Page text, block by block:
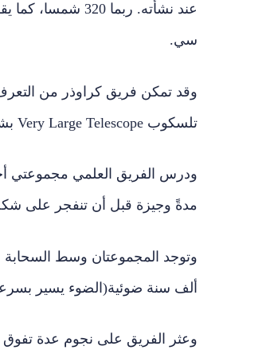
عند نشأته.
سي.
وقد تمكن فريق كراوذر من
تلسكوب Very Large Telescope بشيلي، وتلسكوب هابل الفضائي.
ودرس الفريق العلمي مجموعتي
مدةً وجيزة قبل أن تنفجر على شكل
ألف سنة ضوئية(الضوء يسير بسرعة 300.000ميل في